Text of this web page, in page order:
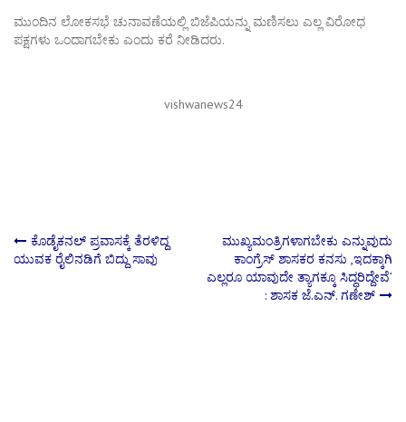
ಮುಂದಿನ ಲೋಕಸಭೆ ಚುನಾವಣೆಯಲ್ಲಿ ಬಿಜೆಪಿಯನ್ನು ಮಣಿಸಲು ಎಲ್ಲ ವಿರೋಧ
ಪಕ್ಷಗಳು ಒಂದಾಗಬೇಕು ಎಂದು ಕರೆ ನೀಡಿದರು.
vishwanews24
Post
navigation
ಕೊಡೈಕನಲ್ ಪ್ರವಾಸಕ್ಕೆ ತೆರಳಿದ್ದ
ಯುವಕ ರೈಲಿನಡಿಗೆ ಬಿದ್ದು ಸಾವು
ಮುಖ್ಯಮಂತ್ರಿಗಳಾಗಬೇಕು ಎನ್ನುವುದು
ಕಾಂಗ್ರೆಸ್‌ ಶಾಸಕರ ಕನಸು ,ಇದಕ್ಕಾಗಿ
ಎಲ್ಲರೂ ಯಾವುದೇ ತ್ಯಾಗಕ್ಕೂ ಸಿದ್ಧರಿದ್ದೇವೆ’
: ಶಾಸಕ ಜೆ.ಎನ್‌. ಗಣೇಶ್‌